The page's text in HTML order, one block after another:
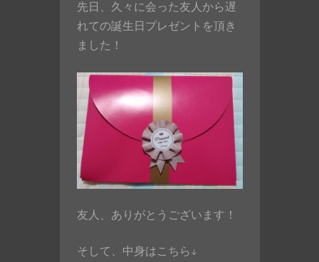
先日、久々に会った友人から遅
れての誕生日プレゼントを頂き
ました！
友人、ありがとうございます！
そして、中身はこちら↓